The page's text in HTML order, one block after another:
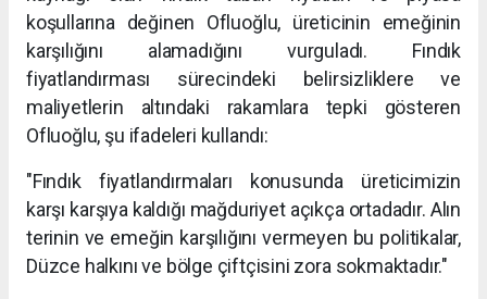
koşullarına değinen Ofluoğlu, üreticinin emeğinin
karşılığını alamadığını vurguladı. Fındık
fiyatlandırması sürecindeki belirsizliklere ve
maliyetlerin altındaki rakamlara tepki gösteren
Ofluoğlu, şu ifadeleri kullandı:
"Fındık fiyatlandırmaları konusunda üreticimizin
karşı karşıya kaldığı mağduriyet açıkça ortadadır. Alın
terinin ve emeğin karşılığını vermeyen bu politikalar,
Düzce halkını ve bölge çiftçisini zora sokmaktadır."